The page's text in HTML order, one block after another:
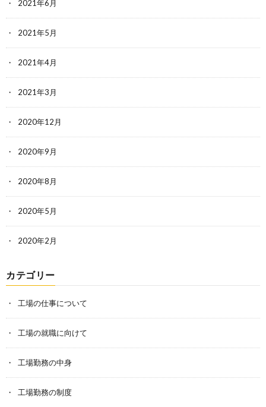
2021年6月
2021年5月
2021年4月
2021年3月
2020年12月
2020年9月
2020年8月
2020年5月
2020年2月
カテゴリー
工場の仕事について
工場の就職に向けて
工場勤務の中身
工場勤務の制度